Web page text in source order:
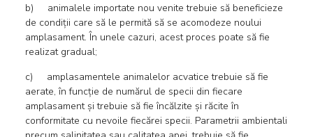
b) animalele importate nou venite trebuie să beneficieze
de condiții care să le permită să se acomodeze noului
amplasament. În unele cazuri, acest proces poate să fie
realizat gradual;
c) amplasamentele animalelor acvatice trebuie să fie
aerate, în funcție de numărul de specii din fiecare
amplasament și trebuie să fie încălzite și răcite în
conformitate cu nevoile fiecărei specii. Parametrii ambientali